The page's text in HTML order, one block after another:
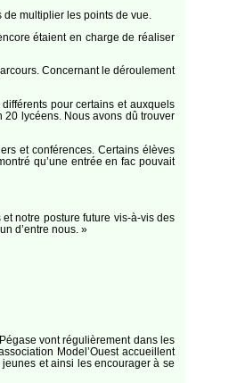
multiplier les points de vue.
étaient en charge de réaliser
Concernant le déroulement
pour certains et auxquels
20 lycéens. Nous avons dû trouver
et conférences. Certains élèves
qu’une entrée en fac pouvait
notre posture future vis-à-vis des
d’entre nous. »
vont régulièrement dans les
Model’Ouest accueillent
et ainsi les encourager à se